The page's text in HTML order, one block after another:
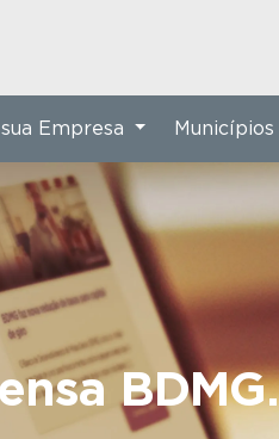
BDMG.
Empresa Municípios